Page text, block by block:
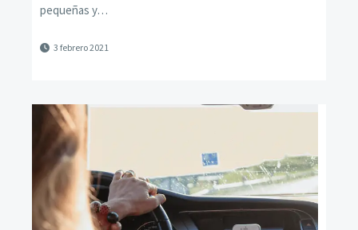
pequeñas y…
3 febrero 2021